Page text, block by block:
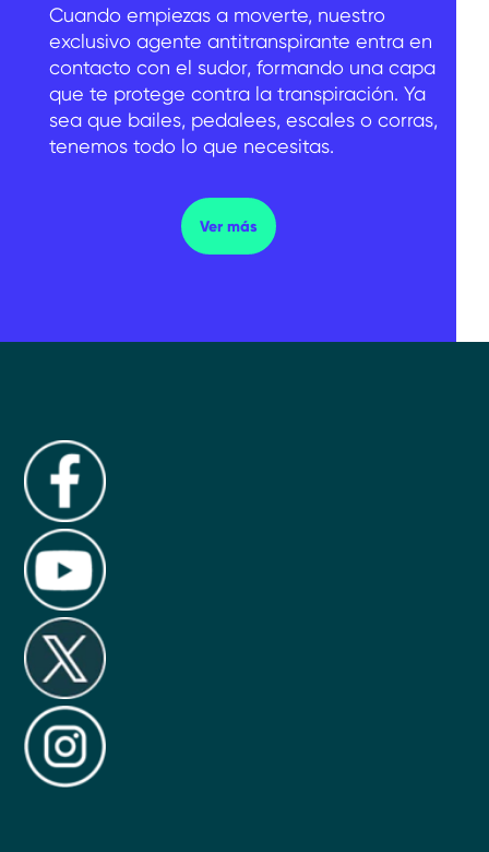
Cuando empiezas a moverte, nuestro
exclusivo agente antitranspirante entra en
contacto con el sudor, formando una capa
que te protege contra la transpiración. Ya
sea que bailes, pedalees, escales o corras,
tenemos todo lo que necesitas.
Ver másENCUENTRA EL PRODUCTO